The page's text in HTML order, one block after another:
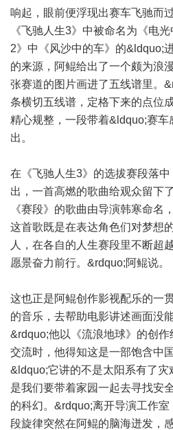
响起，眼前便浮现出赛车飞驰而
《飞驰人生3》中被命名为《电
2》中《风沙中的车》的&ldquo;
的来源，阿鲲给出了一个颇为浪
张赛道的图片画进了五线谱里。
条横切五线谱，定格下来的点位
精心规整，一段带着&ldquo;赛
出。
在《飞驰人生3》的选拔赛段落
出，一首高燃的歌曲给观众留下
《赛段》的歌曲由导演韩寒命名
这首歌既是在表达角色们对梦想
人，在各自的人生赛段里不断超
愿景奋力前行。&rdquo;阿鲲说。
这也正是阿鲲创作影视配乐的一
的音乐，去帮助电影讲述画面没
&rdquo;他以《流浪地球》的创
交流时，他得知这是一部饱含中
&ldquo;它讲的不是太阳系有了
是我们要带着家园一起去寻找安
的科幻。&rdquo;离开导演工作
段旋律突然在阿鲲的脑海迸发，